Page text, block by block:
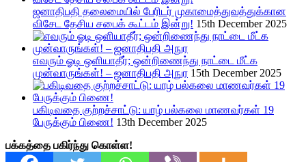
ஜனாதிபதி தலைமையில் பேரிடர் முகாமைத்துவத்துக்கான
விசேட தேசிய சபைக் கூட்டம் இன்று! 15th December 2025
எவரும் ஓடி ஒளியாதீர்; ஒன்றிணைந்து நாட்டை மீட்க
முன்வாருங்கள்! – ஜனாதிபதி அநுர 15th December 2025
பகிடிவதை குற்றச்சாட்டு: யாழ் பல்கலை மாணவர்கள் 19
பேருக்கும் பிணை! 13th December 2025
பக்கத்தை பகிர்ந்து கொள்ள!